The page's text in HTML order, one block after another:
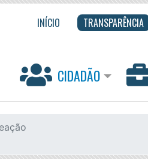
INÍCIO TRANSPARÊNCIA
CIDADÃO